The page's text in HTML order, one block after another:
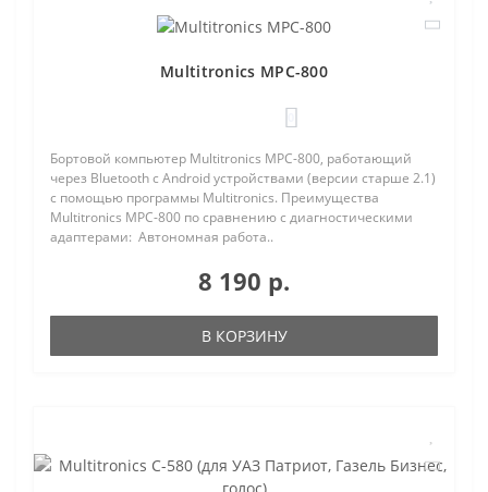
Multitronics MPC-800
Бортовой компьютер Multitronics MPC-800, работающий
через Bluetooth с Android устройствами (версии старше 2.1)
с помощью программы Multitronics. Преимущества
Multitronics MPC-800 по сравнению с диагностическими
адаптерами: Автономная работа..
8 190 р.
В КОРЗИНУ